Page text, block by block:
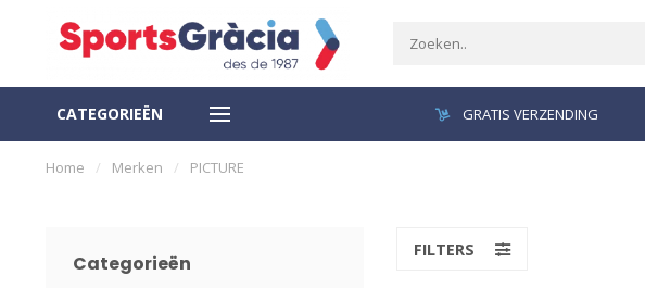
CATEGORIEËN
VEILIGE BETALING GRATIS VERZENDING
Home / Merken / PICTURE
Categorieën
FILTERS